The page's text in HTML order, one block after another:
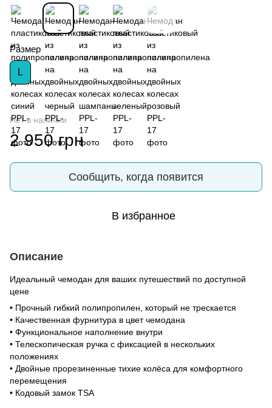
Размер
L
Нет в наличии
2 950 грн
Сообщить, когда появится
В избранное
Описание
Идеальный чемодан для ваших путешествий по доступной
цене
• Прочный гибкий полипропилен, который не трескается
• Качественная фурнитура в цвет чемодана
• Функциональное наполнение внутри
• Телескопическая ручка с фиксацией в нескольких
положениях
• Двойные прорезиненные тихие колёса для комфортного
перемещения
• Кодовый замок TSA